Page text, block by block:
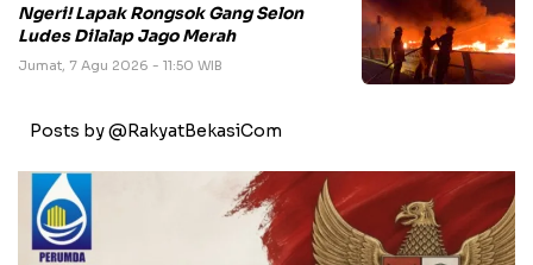
Ngeri! Lapak Rongsok Gang Selon
Ludes Dilalap Jago Merah
Jumat, 7 Agu 2026 - 11:50 WIB
Posts by @RakyatBekasiCom